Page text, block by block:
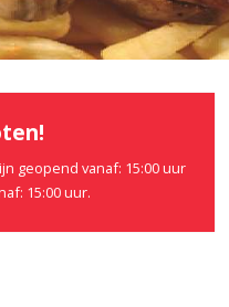
geopend vanaf: 15:00 uur
15:00 uur.